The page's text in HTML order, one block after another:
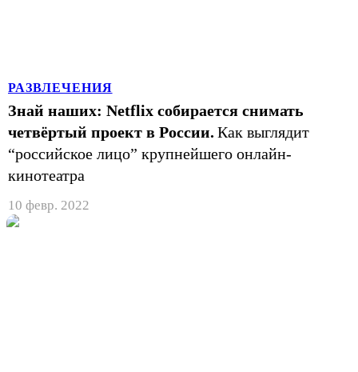
РАЗВЛЕЧЕНИЯ
Знай наших: Netflix собирается снимать
четвёртый проект в России. Как выглядит
“российское лицо” крупнейшего онлайн-
кинотеатра
10 февр. 2022